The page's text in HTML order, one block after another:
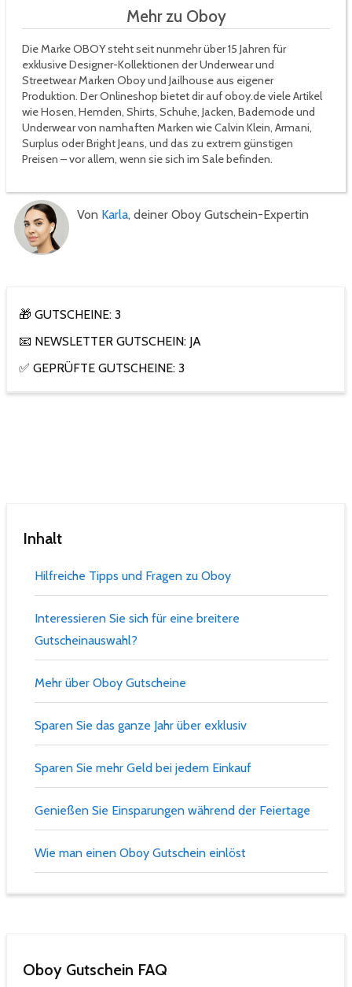
Mehr zu Oboy
Die Marke OBOY steht seit nunmehr über 15 Jahren für
exklusive Designer-Kollektionen der Underwear und
Streetwear Marken Oboy und Jailhouse aus eigener
Produktion. Der Onlineshop bietet dir auf oboy.de viele Artikel
wie Hosen, Hemden, Shirts, Schuhe, Jacken, Bademode und
Underwear von namhaften Marken wie Calvin Klein, Armani,
Surplus oder Bright Jeans, und das zu extrem günstigen
Preisen – vor allem, wenn sie sich im Sale befinden.
Von Karla, deiner Oboy Gutschein-Expertin
🎁 GUTSCHEINE: 3
📧 NEWSLETTER GUTSCHEIN: JA
✅ GEPRÜFTE GUTSCHEINE: 3
Inhalt
Hilfreiche Tipps und Fragen zu Oboy
Interessieren Sie sich für eine breitere
Gutscheinauswahl?
Mehr über Oboy Gutscheine
Sparen Sie das ganze Jahr über exklusiv
Sparen Sie mehr Geld bei jedem Einkauf
Genießen Sie Einsparungen während der Feiertage
Wie man einen Oboy Gutschein einlöst
Oboy Gutschein FAQ